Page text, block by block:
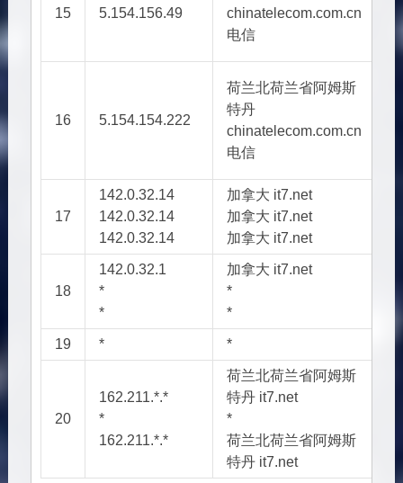
15 5.154.156.49
chinatelecom.com.cn
电信
16 5.154.154.222
荷兰北荷兰省阿姆斯
特丹
chinatelecom.com.cn
电信
17
142.0.32.14
142.0.32.14
142.0.32.14
加拿大 it7.net
加拿大 it7.net
加拿大 it7.net
18
142.0.32.1
*
*
加拿大 it7.net
*
*
19 * *
20
162.211.*.*
*
162.211.*.*
荷兰北荷兰省阿姆斯
特丹 it7.net
*
荷兰北荷兰省阿姆斯
特丹 it7.net